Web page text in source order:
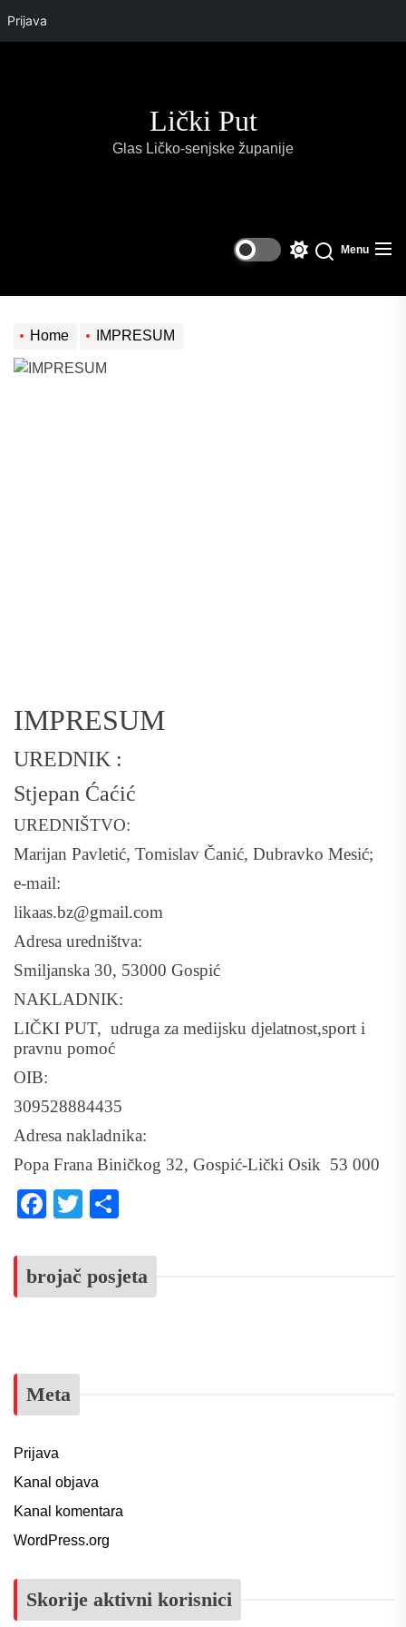
Prijava
Lički Put
Glas Ličko-senjske županije
SwitchSearch
Menu
Home IMPRESUM
IMPRESUM
UREDNIK :
Stjepan Ćaćić
UREDNIŠTVO:
Marijan Pavletić, Tomislav Čanić, Dubravko Mesić;
e-mail:
likaas.bz@gmail.com
Adresa uredništva:
Smiljanska 30, 53000 Gospić
NAKLADNIK:
LIČKI PUT, udruga za medijsku djelatnost,sport i
pravnu pomoć
OIB:
309528884435
Adresa nakladnika:
Popa Frana Biničkog 32, Gospić-Lički Osik 53 000
Facebook
Twitter
brojač posjeta
Meta
Prijava
Kanal objava
Kanal komentara
WordPress.org
Skorije aktivni korisnici